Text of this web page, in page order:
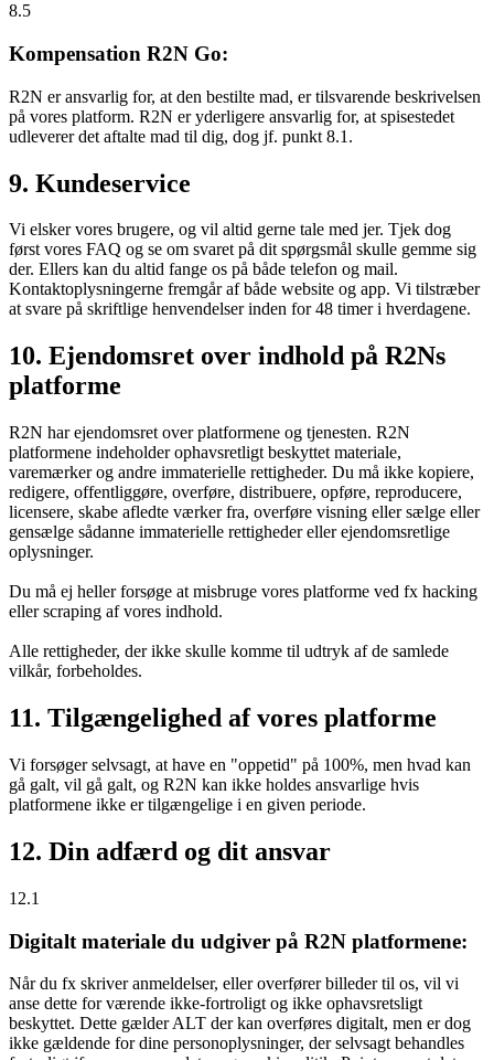
8.5
Kompensation R2N Go:
R2N er ansvarlig for, at den bestilte mad, er tilsvarende beskrivelsen
på vores platform. R2N er yderligere ansvarlig for, at spisestedet
udleverer det aftalte mad til dig, dog jf. punkt 8.1.
9. Kundeservice
Vi elsker vores brugere, og vil altid gerne tale med jer. Tjek dog
først vores FAQ og se om svaret på dit spørgsmål skulle gemme sig
der. Ellers kan du altid fange os på både telefon og mail.
Kontaktoplysningerne fremgår af både website og app. Vi tilstræber
at svare på skriftlige henvendelser inden for 48 timer i hverdagene.
10. Ejendomsret over indhold på R2Ns
platforme
R2N har ejendomsret over platformene og tjenesten. R2N
platformene indeholder ophavsretligt beskyttet materiale,
varemærker og andre immaterielle rettigheder. Du må ikke kopiere,
redigere, offentliggøre, overføre, distribuere, opføre, reproducere,
licensere, skabe afledte værker fra, overføre visning eller sælge eller
gensælge sådanne immaterielle rettigheder eller ejendomsretlige
oplysninger.
Du må ej heller forsøge at misbruge vores platforme ved fx hacking
eller scraping af vores indhold.
Alle rettigheder, der ikke skulle komme til udtryk af de samlede
vilkår, forbeholdes.
11. Tilgængelighed af vores platforme
Vi forsøger selvsagt, at have en "oppetid" på 100%, men hvad kan
gå galt, vil gå galt, og R2N kan ikke holdes ansvarlige hvis
platformene ikke er tilgængelige i en given periode.
12. Din adfærd og dit ansvar
12.1
Digitalt materiale du udgiver på R2N platformene:
Når du fx skriver anmeldelser, eller overfører billeder til os, vil vi
anse dette for værende ikke-fortroligt og ikke ophavsretsligt
beskyttet. Dette gælder ALT der kan overføres digitalt, men er dog
ikke gældende for dine personoplysninger, der selvsagt behandles